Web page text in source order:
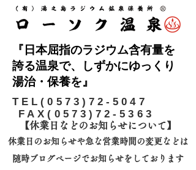
『日本屈指のラジウム含有量を
誇る温泉で、しずかにゆっくり
湯治・保養を』
​TEL(0573)72-5047
FAX(0573)72-5363
【休業日などのお知らせについて】​
休業日のお知らせや急な営業時間の変更などは
随時ブログページでお知らせをしております